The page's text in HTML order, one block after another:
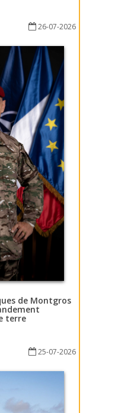
26-07-2026
de Montgros
terre
25-07-2026